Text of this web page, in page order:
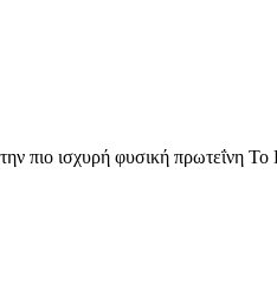
πιο ισχυρή φυσική πρωτεΐνη